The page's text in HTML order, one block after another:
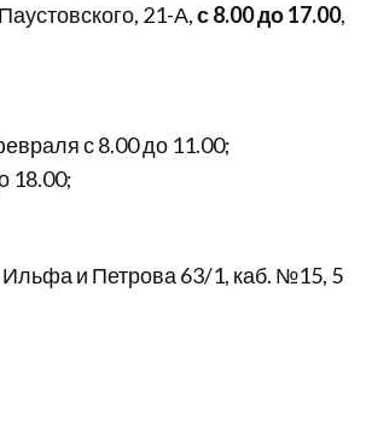
21-А,с 8.00 до 17.00,
с 8.00 до 11.00;
18.00;
и Петрова 63/1, каб. №15, 5